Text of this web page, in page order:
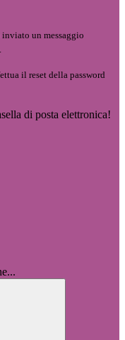
inviato un messaggio
il reset della password
di posta elettronica!